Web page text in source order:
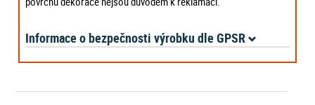
Informace o bezpečnosti výrobku dle GPSR